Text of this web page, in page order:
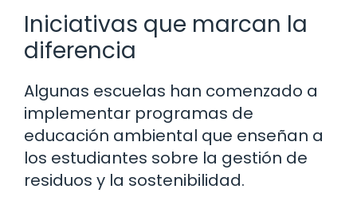
Iniciativas que marcan la
diferencia
Algunas escuelas han comenzado a
implementar programas de
educación ambiental que enseñan a
los estudiantes sobre la gestión de
residuos y la sostenibilidad.